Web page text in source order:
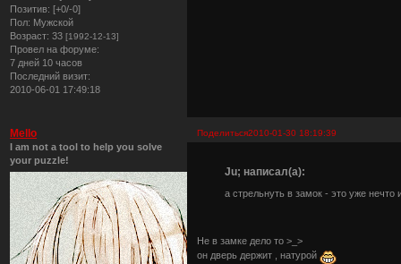
Позитив: [+0/-0]
Пол: Мужской
Возраст: 33 [1992-12-13]
Провел на форуме:
7 дней 10 часов
Последний визит:
2010-06-01 17:49:18
Поделиться2010-01-30 18:19:39
Mello
I am not a tool to help you solve
your puzzle!
Ju; написал(а):
а стрельнуть в замок - это уже нечто
Не в замке дело то >_>
он дверь держит , натурой